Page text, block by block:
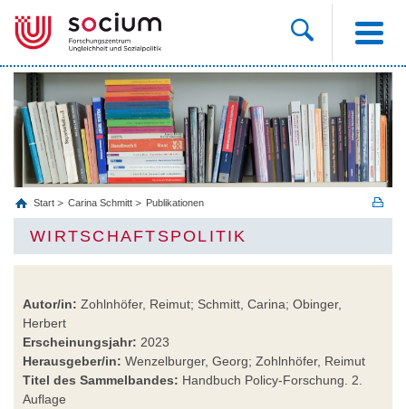
Start Carina Schmitt Publikationen
WIRTSCHAFTSPOLITIK
Autor/in: Zohlnhöfer, Reimut; Schmitt, Carina; Obinger,
Herbert
Erscheinungsjahr: 2023
Herausgeber/in: Wenzelburger, Georg; Zohlnhöfer, Reimut
Titel des Sammelbandes: Handbuch Policy-Forschung. 2.
Auflage